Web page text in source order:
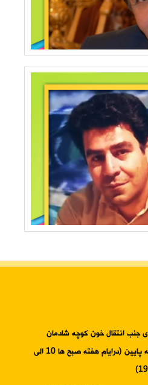
جنب انتقال خون کوچه شادمان
ساختمان نامور طبقه پایین (درایام هفته صبح ها 10 الی